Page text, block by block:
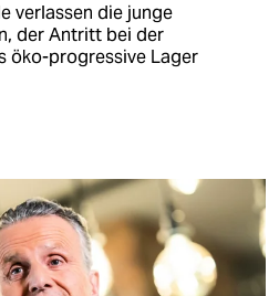
verlassen die junge
der Antritt bei der
öko-progressive Lager